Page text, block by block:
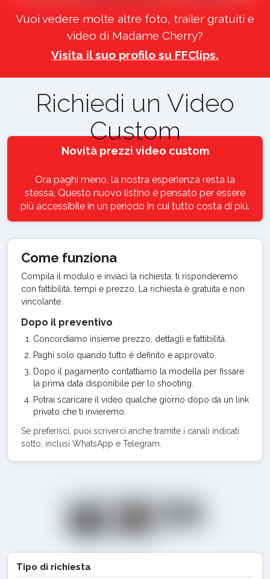
Vuoi vedere molte altre foto, trailer gratuiti e
video di Madame Cherry?
Visita il suo profilo su FFClips.
Richiedi un Video
Custom
Novità prezzi video custom
Ora paghi meno, la nostra esperienza resta la
stessa. Questo nuovo listino è pensato per essere
più accessibile in un periodo in cui tutto costa di più.
Come funziona
Compila il modulo e inviaci la richiesta: ti risponderemo
con fattibilità, tempi e prezzo. La richiesta è gratuita e non
vincolante.
Dopo il preventivo
Concordiamo insieme prezzo, dettagli e fattibilità.
Paghi solo quando tutto è definito e approvato.
Dopo il pagamento contattiamo la modella per fissare
la prima data disponibile per lo shooting.
Potrai scaricare il video qualche giorno dopo da un link
privato che ti invieremo.
Se preferisci, puoi scriverci anche tramite i canali indicati
sotto, inclusi WhatsApp e Telegram.
Tipo di richiesta